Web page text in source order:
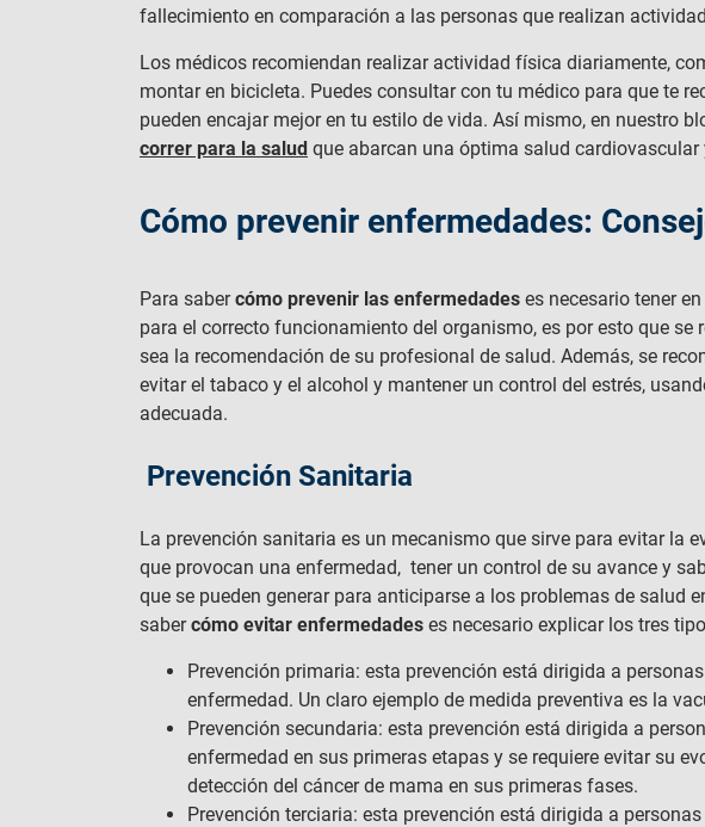
fallecimiento en comparación a las personas que realizan
Los médicos recomiendan realizar actividad física diariamente,
montar en bicicleta. Puedes consultar con tu médico para que te
pueden encajar mejor en tu estilo de vida. Así mismo, en nuestro
correr para la salud que abarcan una óptima salud cardiovascular
Cómo prevenir enfermedades:
Para sabercómo prevenir las enfermedades es necesario tener
para el correcto funcionamiento del organismo, es por esto que se
sea la recomendación de su profesional de salud. Además, se
evitar el tabaco y el alcohol y mantener un control del estrés,
adecuada.
Prevención Sanitaria
La prevención sanitaria es un mecanismo que sirve para evitar la
que provocan una enfermedad, tener un control de su avance y
que se pueden generar para anticiparse a los problemas de salud
sabercómo evitar enfermedades es necesario explicar los tres
Prevención primaria: esta prevención está dirigida a
enfermedad. Un claro ejemplo de medida preventiva es la
Prevención secundaria: esta prevención está dirigida a
enfermedad en sus primeras etapas y se requiere evitar su
detección del cáncer de mama en sus primeras fases.
Prevención terciaria: esta prevención está dirigida a